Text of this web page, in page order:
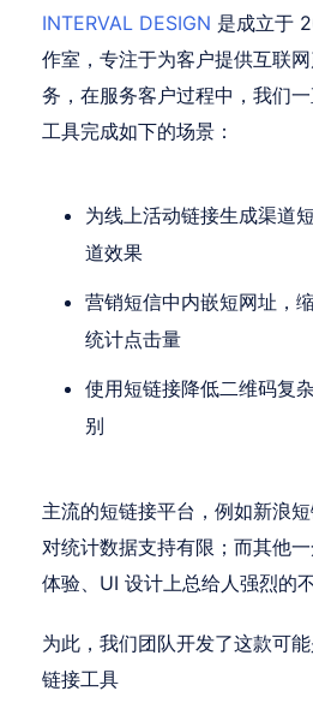
INTERVAL DESIGN 是成立于
作室，专注于为客户提供互联
务，在服务客户过程中，我们
工具完成如下的场景：
为线上活动链接生成渠道
道效果
营销短信中内嵌短网址，
统计点击量
使用短链接降低二维码复
别
主流的短链接平台，例如新浪
对统计数据支持有限；而其他
体验、UI 设计上总给人强烈的
为此，我们团队开发了这款可
链接工具